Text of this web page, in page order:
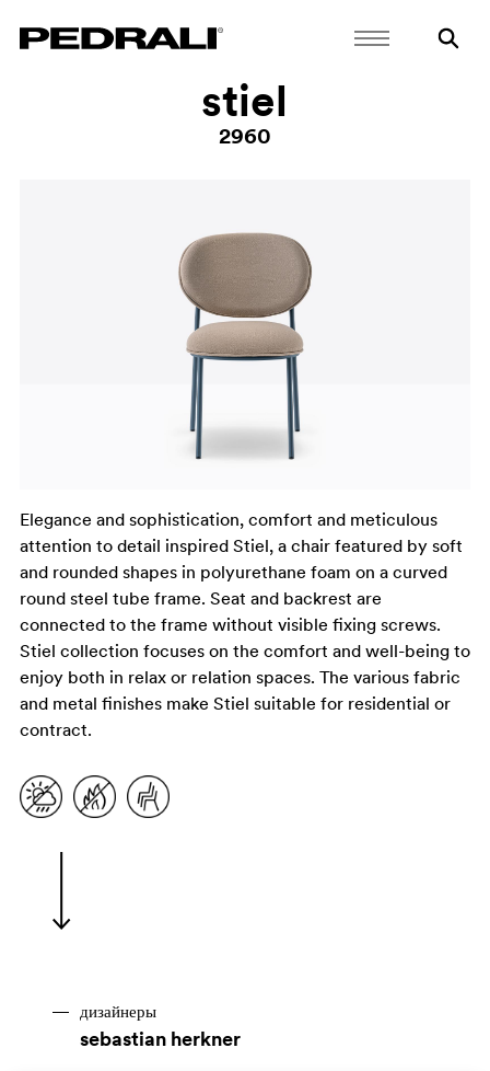
stiel
2960
Elegance and sophistication, comfort and meticulous
attention to detail inspired Stiel, a chair featured by soft
and rounded shapes in polyurethane foam on a curved
round steel tube frame. Seat and backrest are
connected to the frame without visible fixing screws.
Stiel collection focuses on the comfort and well-being to
enjoy both in relax or relation spaces. The various fabric
and metal finishes make Stiel suitable for residential or
contract.
дизайнеры
sebastian herkner